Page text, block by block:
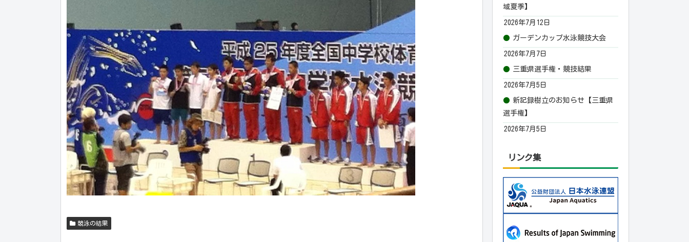
競泳の結果
域夏季】
2026年7月12日
ガーデンカップ水泳競技大会
2026年7月7日
三重県選手権・競技結果
2026年7月5日
新記録樹立のお知らせ【三重県
選手権】
2026年7月5日
リンク集